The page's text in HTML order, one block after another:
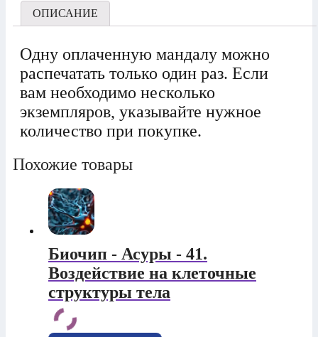
ОПИСАНИЕ
Одну оплаченную мандалу можно
распечатать только один раз. Если
вам необходимо несколько
экземпляров, указывайте нужное
количество при покупке.
Похожие товары
Биочип - Асуры - 41.
Воздействие на клеточные
структуры тела